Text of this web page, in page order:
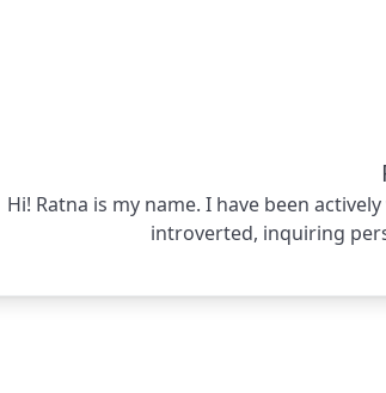
Hi! Ratna is my name. I have been
introverted, inquiring